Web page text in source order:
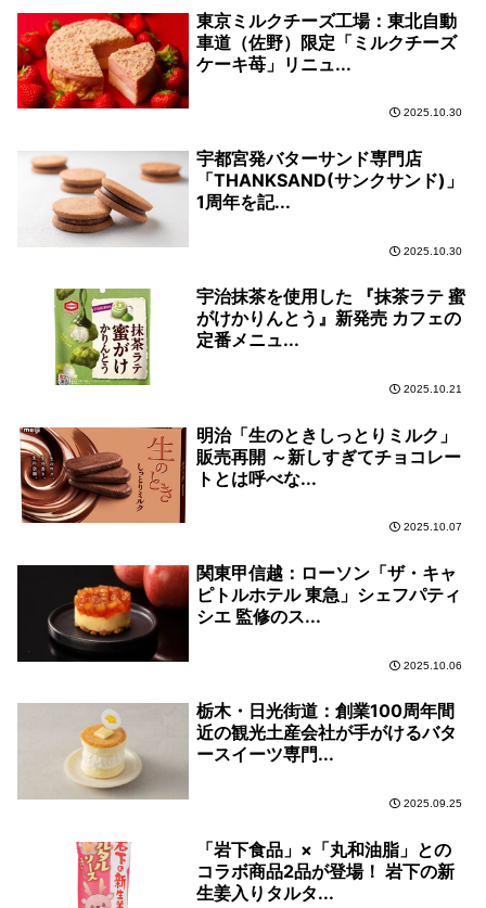
東京ミルクチーズ工場：東北自動
車道（佐野）限定「ミルクチーズ
ケーキ苺」リニュ...
2025.10.30
宇都宮発バターサンド専門店
「THANKSAND(サンクサンド)」
1周年を記...
2025.10.30
宇治抹茶を使用した 『抹茶ラテ 蜜
がけかりんとう』新発売 カフェの
定番メニュ...
2025.10.21
明治「生のときしっとりミルク」
販売再開 ～新しすぎてチョコレー
トとは呼べな...
2025.10.07
関東甲信越：ローソン「ザ・キャ
ピトルホテル 東急」シェフパティ
シエ 監修のス...
2025.10.06
栃木・日光街道：創業100周年間
近の観光土産会社が手がけるバタ
ースイーツ専門...
2025.09.25
「岩下食品」×「丸和油脂」との
コラボ商品2品が登場！ 岩下の新
生姜入りタルタ...